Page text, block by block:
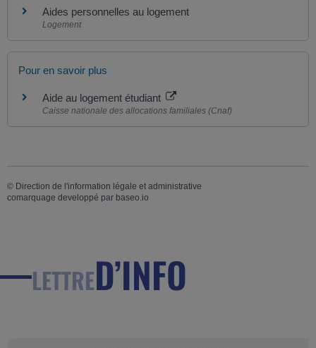
Aides personnelles au logement
Logement
Pour en savoir plus
Aide au logement étudiant
Caisse nationale des allocations familiales (Cnaf)
© Direction de l'information légale et administrative
comarquage developpé par baseo.io
LETTRED’INFO